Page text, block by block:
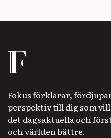
Fokus förklarar,
perspektiv till dig som
det dagsaktuella och
och världen bättre.